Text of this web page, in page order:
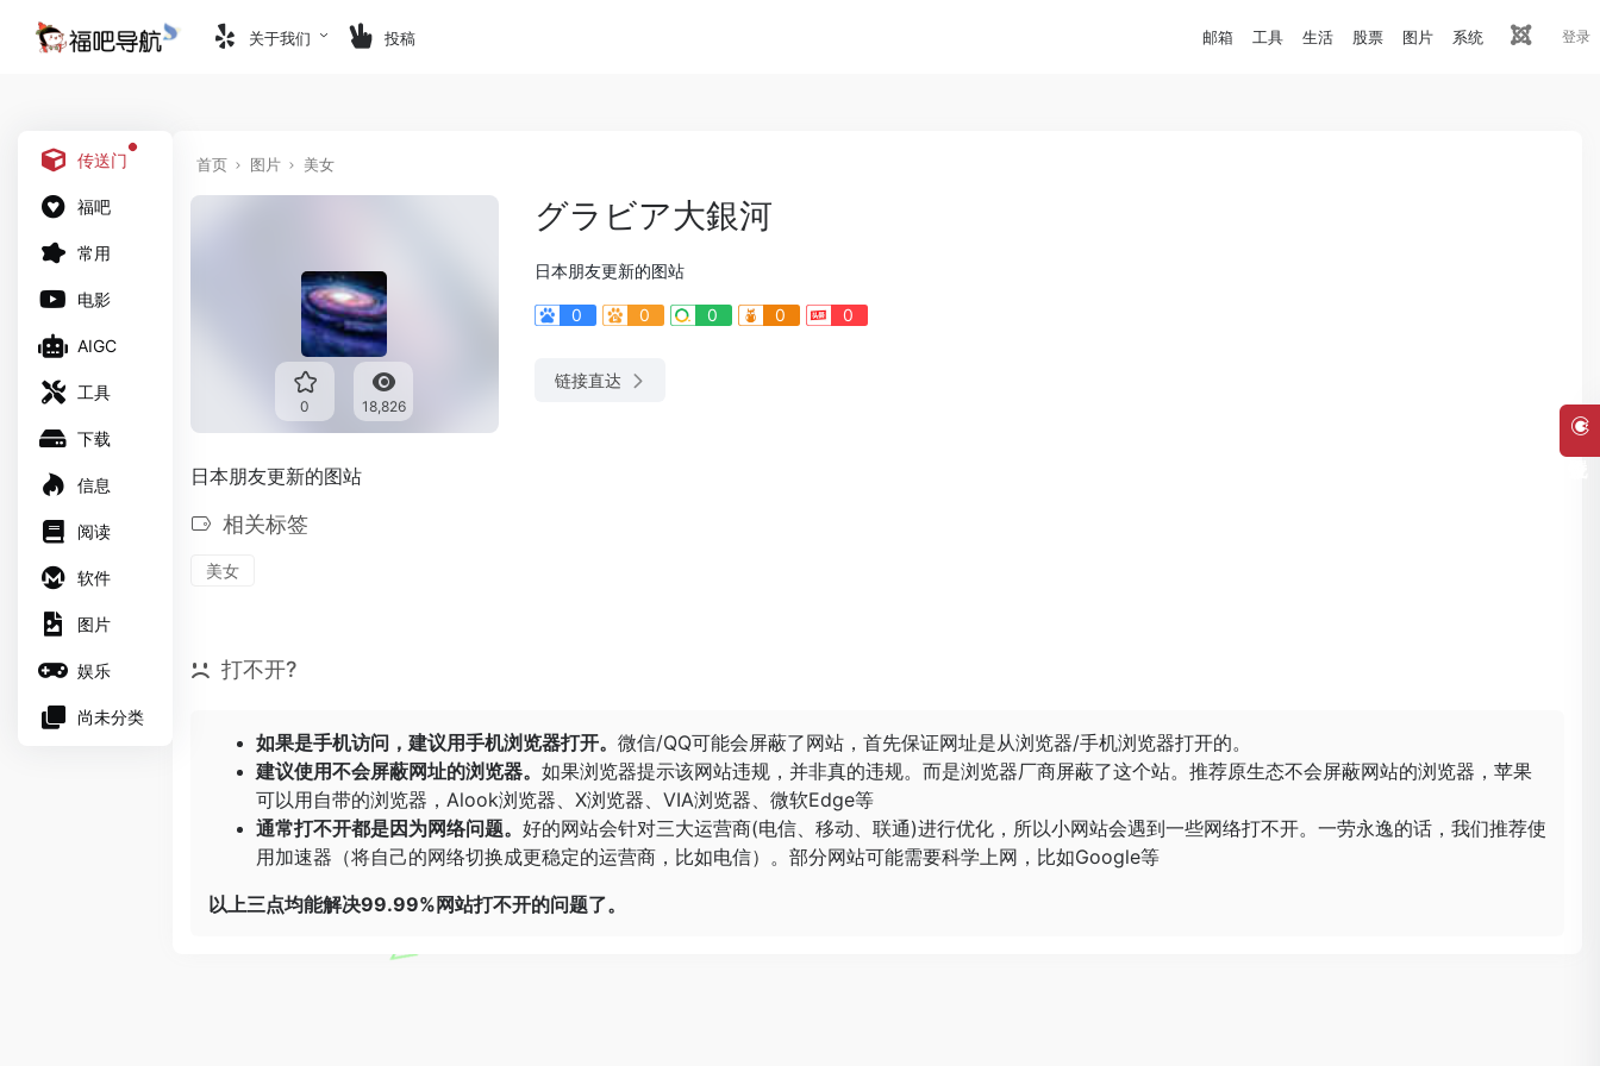
关于我们 投稿 邮箱 工具 生活 股票 图片 系统 登录
传送门
福吧
常用
电影
AIGC
工具
下载
信息
阅读
软件
图片
娱乐
尚未分类
首页 图片 美女
0 18,826
グラビア大銀河
日本朋友更新的图站
0 0 0 0 0
链接直达
日本朋友更新的图站
相关标签
美女
打不开?
如果是手机访问，建议用手机浏览器打开。 微信/QQ可能会屏蔽了网站，首先保证网址是从浏览器/手机浏览器打开的。
建议使用不会屏蔽网址的浏览器。 如果浏览器提示该网站违规，并非真的违规。而是浏览器厂商屏蔽了这个站。推荐原生态不会屏蔽网站的浏览器，苹果
可以用自带的浏览器， Alook浏览器 X浏览器 VIA浏览器 微软Edge等
通常打不开都是因为网络问题。 好的网站会针对三大运营商(电信、移动、联通)进行优化，所以小网站会遇到一些网络打不开。一劳永逸的话，我们推荐使
用加速器（将自己的网络切换成更稳定的运营商，比如电信）。部分网站可能需要科学上网，比如Google等
以上三点均能解决99.99%网站打不开的问题了。